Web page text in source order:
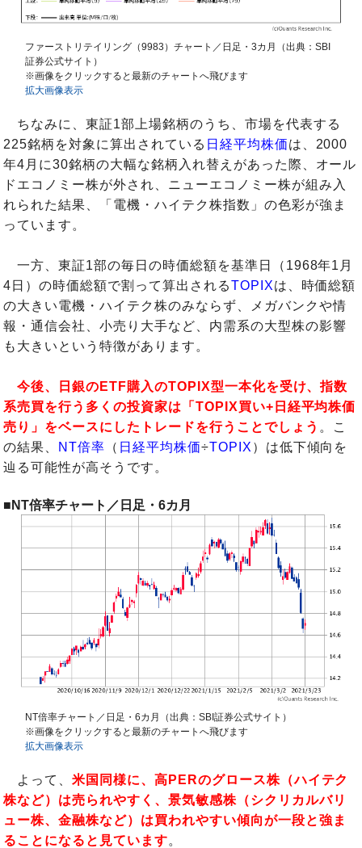
ファーストリテイリング（9983）チャート／日足・3カ月（出典：SBI
証券公式サイト）
※画像をクリックすると最新のチャートへ飛びます
拡大画像表示
ちなみに、東証1部上場銘柄のうち、市場を代表する
225銘柄を対象に算出されている 日経平均株価は、2000
年4月に30銘柄の大幅な銘柄入れ替えがあった際、オール
ドエコノミー株が外され、ニューエコノミー株が組み入
れられた結果、「電機・ハイテク株指数」の色彩が強ま
っています。
一方、東証1部の毎日の時価総額を基準日（1968年1月
4日）の時価総額で割って算出されるTOPIXは、時価総額
の大きい電機・ハイテク株のみならず、メガバンクや情
報・通信会社、小売り大手など、内需系の大型株の影響
も大きいという特徴があります。
今後、日銀のETF購入のTOPIX型一本化を受け、指数
系売買を行う多くの投資家は「TOPIX買い+日経平均株価
売り」をベースにしたトレードを行うことでしょう 。こ
の結果、 NT倍率 （ 日経平均株価÷TOPIX ）は低下傾向を
辿る可能性が高そうです。
■NT倍率チャート／日足・6カ月
NT倍率チャート／日足・6カ月（出典：SBI証券公式サイト）
※画像をクリックすると最新のチャートへ飛びます
拡大画像表示
よって、米国同様に、高PERのグロース株（ハイテク
株など）は売られやすく、景気敏感株（シクリカルバリ
ュー株、金融株など）は買われやすい傾向が一段と強ま
ることになると見ています。